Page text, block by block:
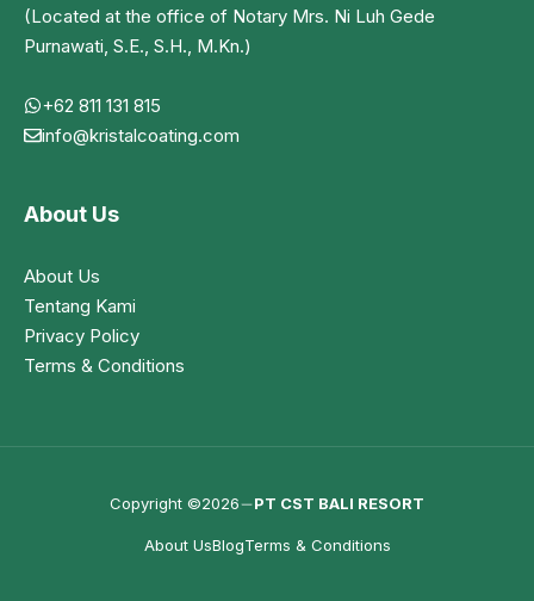
(Located at the office of Notary Mrs. Ni Luh Gede
Purnawati, S.E., S.H., M.Kn.)
+62 811 131 815
info@kristalcoating.com
About Us
About Us
Tentang Kami
Privacy Policy
Terms & Conditions
Copyright ©2026 PT CST BALI RESORT
About UsBlogTerms & Conditions